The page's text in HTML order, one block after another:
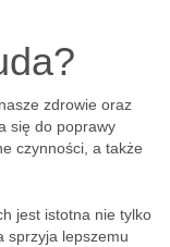
zdrowie oraz
się do poprawy
czynności, a także
jest istotna nie tylko
sprzyja lepszemu